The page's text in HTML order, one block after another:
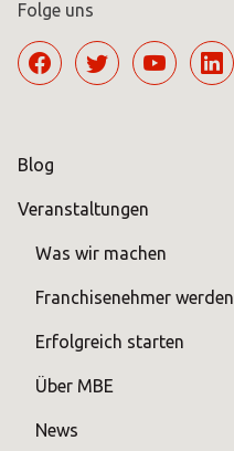
Folge uns
Blog
Veranstaltungen
Was wir machen
Franchisenehmer werden
Erfolgreich starten
Über MBE
News